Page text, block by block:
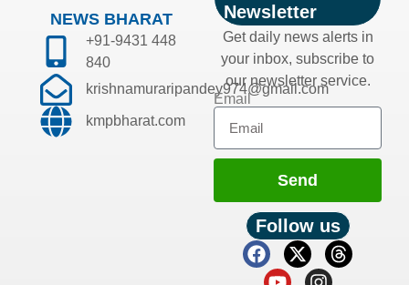
NEWS BHARAT
+91-9431 448
840
krishnamuraripandey974@gmail.com
kmpbharat.com
Newsletter
Get daily news alerts in
your inbox, subscribe to
our newsletter service.
Email
Send
Follow us